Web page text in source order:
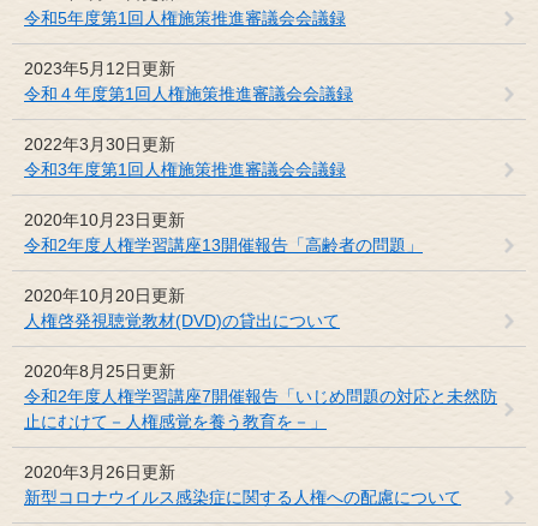
令和5年度第1回人権施策推進審議会会議録
2023年5月12日更新
令和４年度第1回人権施策推進審議会会議録
2022年3月30日更新
令和3年度第1回人権施策推進審議会会議録
2020年10月23日更新
令和2年度人権学習講座13開催報告「高齢者の問題」
2020年10月20日更新
人権啓発視聴覚教材(DVD)の貸出について
2020年8月25日更新
令和2年度人権学習講座7開催報告「いじめ問題の対応と未然防
止にむけて－人権感覚を養う教育を－」
2020年3月26日更新
新型コロナウイルス感染症に関する人権への配慮について